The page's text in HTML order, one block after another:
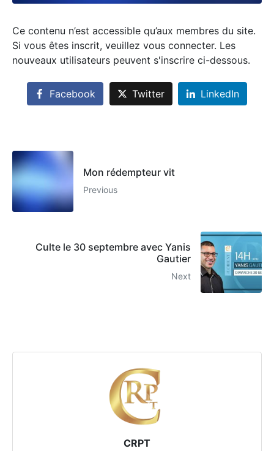
Ce contenu n’est accessible qu’aux membres du site.
Si vous êtes inscrit, veuillez vous connecter. Les
nouveaux utilisateurs peuvent s'inscrire ci-dessous.
Facebook Twitter LinkedIn
Mon rédempteur vit
Previous
Culte le 30 septembre avec Yanis
Gautier
Next
CRPT